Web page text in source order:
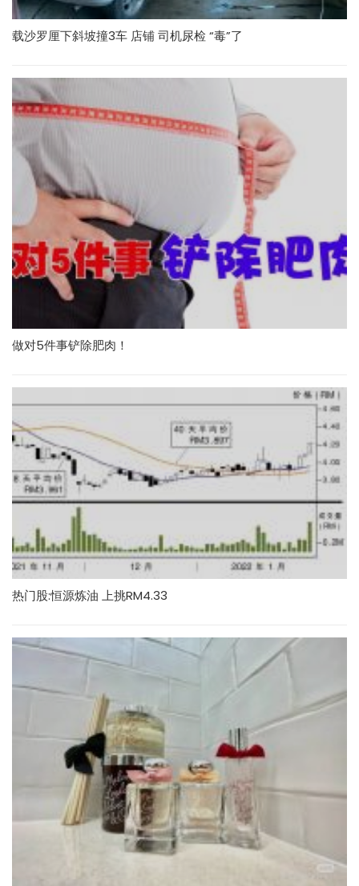
载沙罗厘下斜坡撞3车 店铺 司机尿检 “毒”了
做对5件事铲除肥肉！
热门股:恒源炼油 上挑RM4.33